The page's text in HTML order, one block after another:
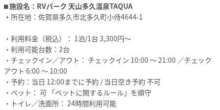
⬛︎施設名： RVパーク 天山多久温泉TAQUA
・ 所在地：佐賀県多久市北多久町小侍4644-1
・利用料金（税込）： 1泊/1台 3,300円～
・利用可能台数：2台
・チェックイン／アウト： チェックイン 10:00 ～ 21:00 ／チェック
アウト 6:00 ～ 10:00
・予約：当日 12:00までに予約 / 当日空き予約 不可
・ペット： 可 「ペットに関するルール」を順守
・トイレ／洗面所： 24時間利用可能